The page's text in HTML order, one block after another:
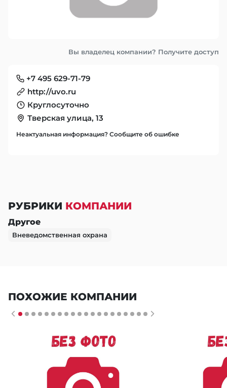
Вы владелец компании? Получите доступ
+7 495 629-71-79
http://uvo.ru
Круглосуточно
Тверская улица, 13
Неактуальная информация? Сообщите об ошибке
РУБРИКИ КОМПАНИИ
Другое
Вневедомственная охрана
ПОХОЖИЕ КОМПАНИИ